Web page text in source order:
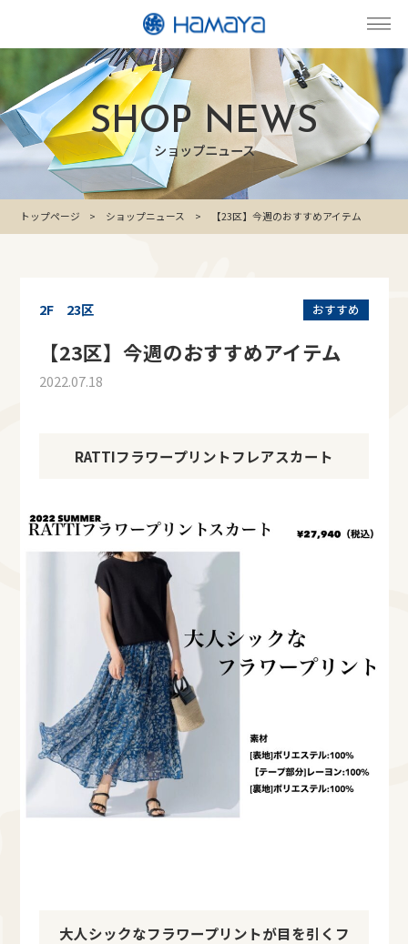
SHOP NEWS
ショップニュース
トップページ ショップニュース 【23区】今週のおすすめアイテム
おすすめ
2F 23区
【23区】今週のおすすめアイテム
2022.07.18
RATTIフラワープリントフレアスカート
大人シックなフラワープリントが目を引くフ